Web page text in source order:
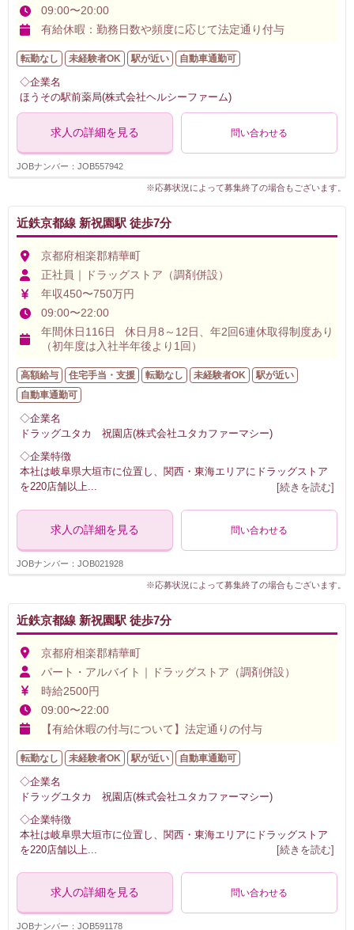
09:00〜20:00
有給休暇：勤務日数や頻度に応じて法定通り付与
転勤なし 未経験者OK 駅が近い 自動車通勤可
◇企業名
ほうその駅前薬局(株式会社ヘルシーファーム)
求人の詳細を見る 問い合わせる
JOBナンバー：JOB557942
※応募状況によって募集終了の場合もございます。
近鉄京都線 新祝園駅 徒歩7分
京都府相楽郡精華町
正社員｜ドラッグストア（調剤併設）
年収450〜750万円
09:00〜22:00
年間休日116日 休日月8～12日、年2回6連休取得制度あり
（初年度は入社半年後より1回）
高額給与 住宅手当・支援 転勤なし 未経験者OK
駅が近い
自動車通勤可
◇企業名
ドラッグユタカ 祝園店(株式会社ユタカファーマシー)
◇企業特徴
本社は岐阜県大垣市に位置し、関西・東海エリアにドラッグストア
を220店舗以上... [続きを読む]
求人の詳細を見る 問い合わせる
JOBナンバー：JOB021928
※応募状況によって募集終了の場合もございます。
近鉄京都線 新祝園駅 徒歩7分
京都府相楽郡精華町
パート・アルバイト｜ドラッグストア（調剤併設）
時給2500円
09:00〜22:00
【有給休暇の付与について】法定通りの付与
転勤なし 未経験者OK 駅が近い 自動車通勤可
◇企業名
ドラッグユタカ 祝園店(株式会社ユタカファーマシー)
◇企業特徴
本社は岐阜県大垣市に位置し、関西・東海エリアにドラッグストア
を220店舗以上
[続きを読む]
求人の詳細を見る 問い合わせる
JOBナンバー：JOB591178